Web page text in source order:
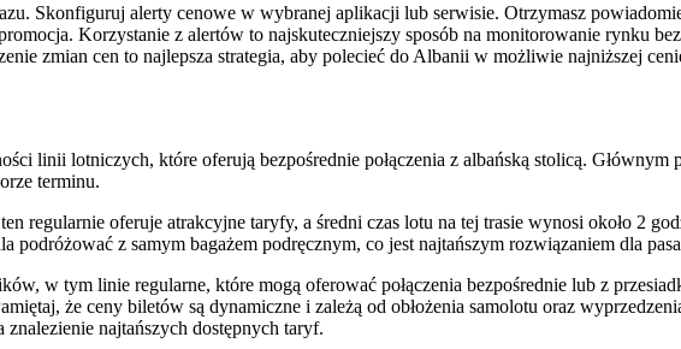
Skonfiguruj alerty cenowe w wybranej aplikacji lub serwisie. Otrzymasz
Korzystanie z alertów to najskuteczniejszy sposób na monitorowanie rynku
zmian cen to najlepsza strategia, aby polecieć do Albanii w możliwie najniższej
linii lotniczych, które oferują bezpośrednie połączenia z albańską stolicą.
terminu.
regularnie oferuje atrakcyjne taryfy, a średni czas lotu na tej trasie wynosi około 2
z samym bagażem podręcznym, co jest najtańszym rozwiązaniem dla
w tym linie regularne, które mogą oferować połączenia bezpośrednie lub z
że ceny biletów są dynamiczne i zależą od obłożenia samolotu oraz
najtańszych dostępnych taryf.